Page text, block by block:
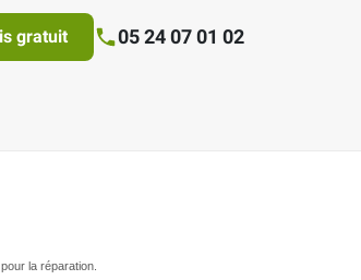
gratuit 05 24 07 01 02
la réparation.